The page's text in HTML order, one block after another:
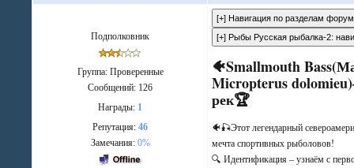
Подполковник
Группа: Проверенные
Сообщений: 126
Награды: 1
Репутация:46
Замечания: 0%
🐠Smallmouth
Micropterus
рек🏆
🐠🎣Этот легендарный
мечта спортивных рыболовов!
🔍 Идентификация – узнаём с